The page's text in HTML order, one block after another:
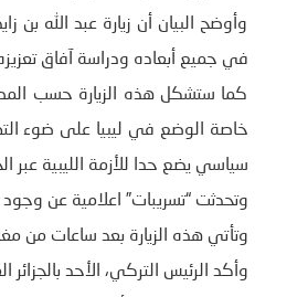
وأوضح البيان أن زيارة عبد الله بن
في جميع أبعاده ودراسة آفاق
كما ستشكل هذه الزيارة حسب
خاصة الوضع في ليبيا على ضوء
سياسي يضع حدا للأزمة الليبية عبر
وتحدثت “تسريبات” اعلامية عن
وتأتي هذه الزيارة بعد ساعات من
وأكد الرئيس التركي، الأحد